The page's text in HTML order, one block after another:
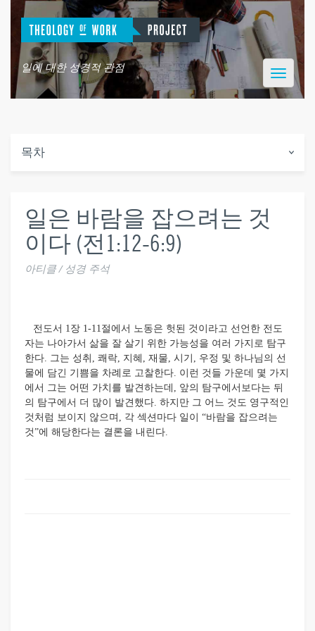
일에 대한 성경적 관점
Toggle
목차
일은 바람을 잡으려는 것
이다 (전1:12-6:9)
아티클 / 성경 주석
전도서 1장 1-11절에서 노동은 헛된 것이라고 선언한 전도
자는 나아가서 삶을 잘 살기 위한 가능성을 여러 가지로 탐구
한다. 그는 성취, 쾌락, 지혜, 재물, 시기, 우정 및 하나님의 선
물에 담긴 기쁨을 차례로 고찰한다. 이런 것들 가운데 몇 가지
에서 그는 어떤 가치를 발견하는데, 앞의 탐구에서보다는 뒤
의 탐구에서 더 많이 발견했다. 하지만 그 어느 것도 영구적인
것처럼 보이지 않으며, 각 섹션마다 일이 “바람을 잡으려는
것”에 해당한다는 결론을 내린다.